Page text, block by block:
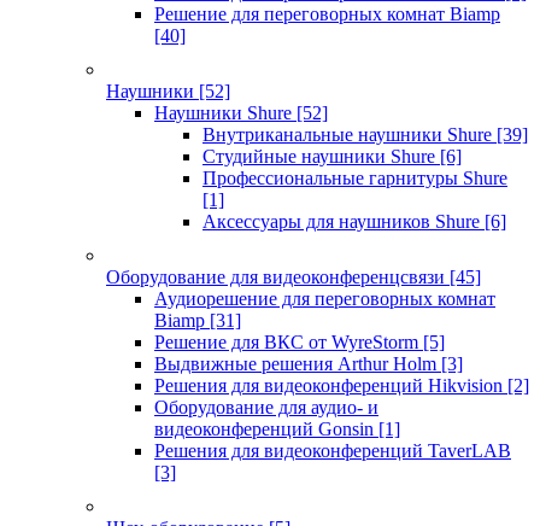
Решение для переговорных комнат Biamp
[40]
Наушники [52]
Наушники Shure [52]
Внутриканальные наушники Shure [39]
Студийные наушники Shure [6]
Профессиональные гарнитуры Shure
[1]
Аксессуары для наушников Shure [6]
Оборудование для видеоконференцсвязи [45]
Аудиорешение для переговорных комнат
Biamp [31]
Решение для ВКС от WyreStorm [5]
Выдвижные решения Arthur Holm [3]
Решения для видеоконференций Hikvision [2]
Оборудование для аудио- и
видеоконференций Gonsin [1]
Решения для видеоконференций TaverLAB
[3]